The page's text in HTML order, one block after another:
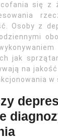
się z
Osoby z
jak
na
w